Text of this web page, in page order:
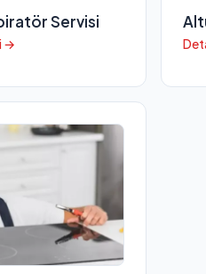
Servisi
→